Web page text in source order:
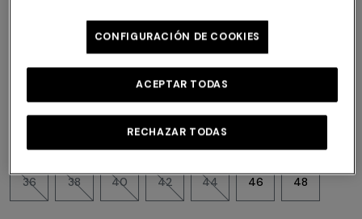
Talla: Guía de tallas
36 38 40 42 44 46 48
CONFIGURACIÓN DE COOKIES
RECHAZAR TODAS
ACEPTAR TODAS